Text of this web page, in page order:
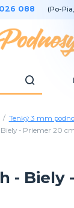
088 (Po-
Tenký 3 mm
- Priemer 20
- Biely